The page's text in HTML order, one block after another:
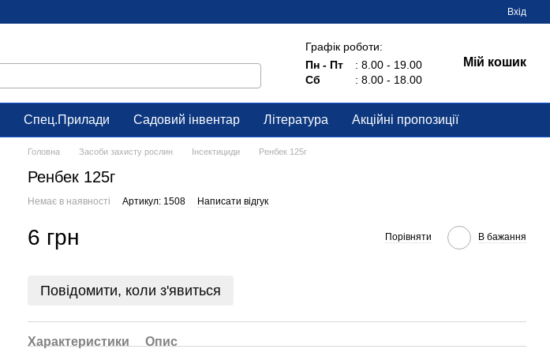
Вхід
Графік роботи:
Пн - Пт
: 8.00 - 19.00
Сб
: 8.00 - 18.00
Мій кошик
Спец.Прилади Садовий інвентар Література Акційні пропозиції
Головна Засоби захисту рослин Інсектициди Ренбек 125г
Ренбек 125г
Немає в наявності Артикул: 1508 Написати відгук
6 грн Порівняти В бажання
Повідомити, коли з'явиться
Характеристики
Опис